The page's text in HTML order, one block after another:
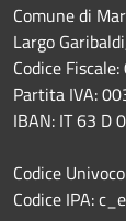
Comune di
Largo
Codice
Partita IVA:
IBAN: IT 63 D
Codice
Codice IPA: